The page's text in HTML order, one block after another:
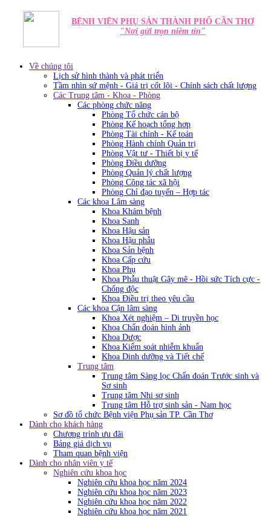
BỆNH VIỆN PHỤ SẢN THÀNH PHỐ CẦN THƠ
"Nơi gửi trọn niềm tin"
Về chúng tôi
Lịch sử hình thành và phát triển
Tầm nhìn sứ mệnh - Giá trị cốt lõi - Chính sách chất lượng
Các Trung tâm - Khoa - Phòng
Các phòng chức năng
Phòng Tổ chức cán bộ
Phòng Kế hoạch tổng hơp
Phòng Tài chính - Kế toán
Phòng Hành chính Quản trị
Phòng Vật tư - Thiết bị y tế
Phòng Điều dưỡng
Phòng Quản lý chất lượng
Phòng Công tác xã hội
Phòng Chỉ đạo tuyến – Hợp tác
Các khoa Lâm sàng
Khoa Khám bệnh
Khoa Sanh
Khoa Hậu sản
Khoa Hậu phẫu
Khoa Sản bệnh
Khoa Cấp cứu
Khoa Phụ
Khoa Phẫu thuật Gây mê - Hồi sức Tích cực -
Chống độc
Khoa Điều trị theo yêu cầu
Các khoa Cận lâm sàng
Khoa Xét nghiệm – Di truyền học
Khoa Chẩn đoán hình ảnh
Khoa Dược
Khoa Kiểm soát nhiễm khuẩn
Khoa Dinh dưỡng và Tiết chế
Trung tâm
Trung tâm Sàng lọc Chẩn đoán Trước sinh và
Sơ sinh
Trung tâm Nhi sơ sinh
Trung tâm Hỗ trợ sinh sản - Nam học
Sơ đồ tổ chức Bệnh viện Phụ sản TP. Cần Thơ
Dành cho khách hàng
Chương trình ưu đãi
Bảng giá dịch vụ
Tham quan bệnh viện
Dành cho nhân viên y tế
Nghiên cứu khoa học
Nghiên cứu khoa học năm 2024
Nghiên cứu khoa học năm 2023
Nghiên cứu khoa học năm 2022
Nghiên cứu khoa học năm 2021